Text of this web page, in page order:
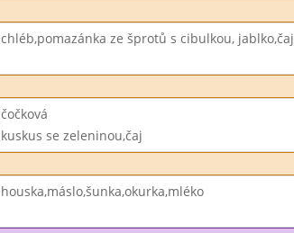
chléb,pomazánka ze šprotů s cibulkou, jablko,čaj
čočková
kuskus se zeleninou,čaj
houska,máslo,šunka,okurka,mléko